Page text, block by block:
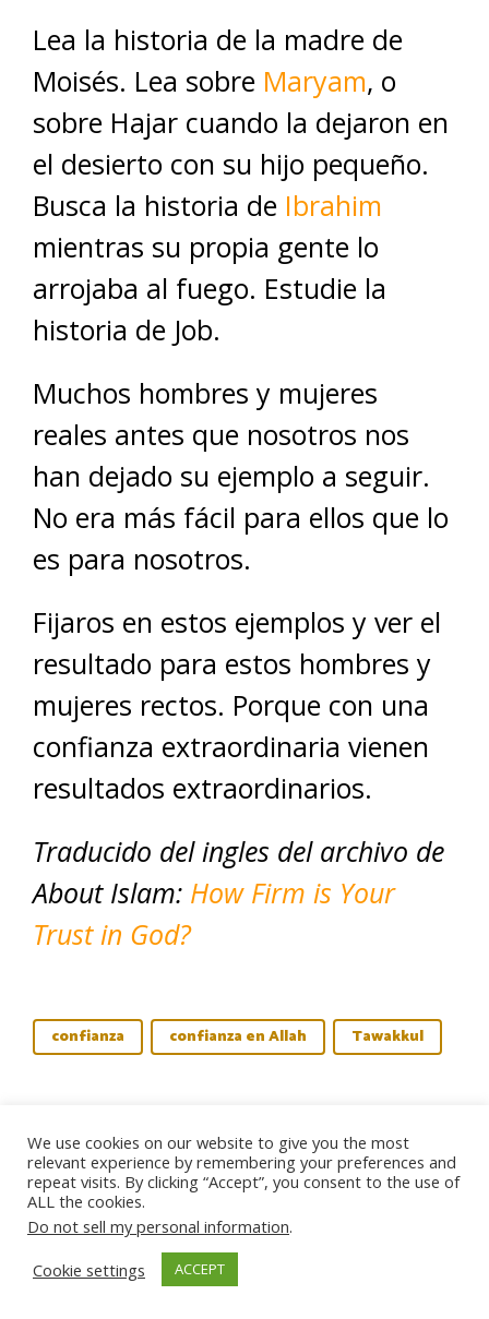
Lea la historia de la madre de
Moisés. Lea sobre Maryam, o
sobre Hajar cuando la dejaron en
el desierto con su hijo pequeño.
Busca la historia de Ibrahim
mientras su propia gente lo
arrojaba al fuego. Estudie la
historia de Job.
Muchos hombres y mujeres
reales antes que nosotros nos
han dejado su ejemplo a seguir.
No era más fácil para ellos que lo
es para nosotros.
Fijaros en estos ejemplos y ver el
resultado para estos hombres y
mujeres rectos. Porque con una
confianza extraordinaria vienen
resultados extraordinarios.
Traducido del ingles del archivo de
About Islam: How Firm is Your
Trust in God?
confianza confianza en Allah Tawakkul
About Theresa Corbin
Theresa Corbin is the author of
Islamic, Adult Coloring Book
ofThe New Muslim’s Field Guide
We use cookies on our website to give you the most
relevant experience by remembering your preferences and
repeat visits. By clicking “Accept”, you consent to the use of
ALL the cookies.
Do not sell my personal information.
Cookie settings
ACCEPT